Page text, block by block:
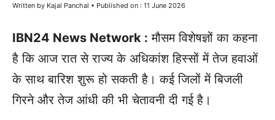
Written by Kajal Panchal • Published on : 11 June 2026
IBN24 News Network : मौसम विशेषज्ञों का कहना
है कि आज रात से राज्य के अधिकांश हिस्सों में तेज हवाओं
के साथ बारिश शुरू हो सकती है। कई जिलों में बिजली
गिरने और तेज आंधी की भी चेतावनी दी गई है।